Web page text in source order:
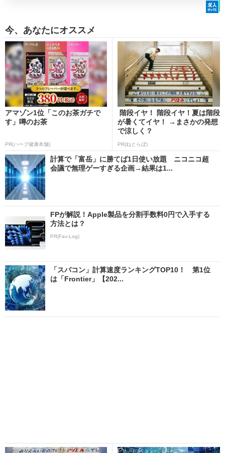
今、あなたにオススメ
アマゾン1位「このお茶ガチで
す」噂のお茶
PR(ハーブ健康本舗)
階段イヤ！ 階段イヤ！夏は階段
が暑くてイヤ！ →まさかの発想
で涼しく？
PR(ねとらぼ)
計算で「富岳」に勝てば1日使い放題 ニコニコ超
会議で無理ゲーすぎる企画→結果は1...
FPが解説！Apple製品を分割手数料0円で入手する
方法とは？
PR(Fav-Log)
「スパコン」計算速度ランキングTOP10！ 第1位
は「Frontier」【202...